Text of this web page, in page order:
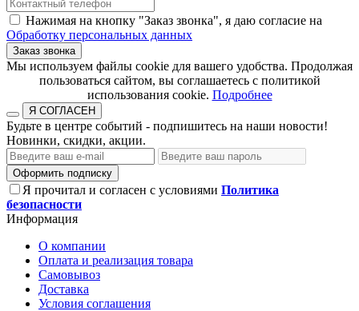
Нажимая на кнопку "Заказ звонка", я даю согласие на
Обработку персональных данных
Заказ звонка
​​​​​​​Мы используем файлы cookie для вашего удобства. Продолжая
пользоваться сайтом, вы соглашаетесь с политикой
использования cookie.​​​​​​​ Подробнее
Я СОГЛАСЕН
Будьте в центре событий - подпишитесь на наши новости!
Новинки, скидки, акции.
Оформить подписку
Я прочитал и согласен с условиями Политика
безопасности
Информация
О компании
Оплата и реализация товара
Самовывоз
Доставка
Условия соглашения